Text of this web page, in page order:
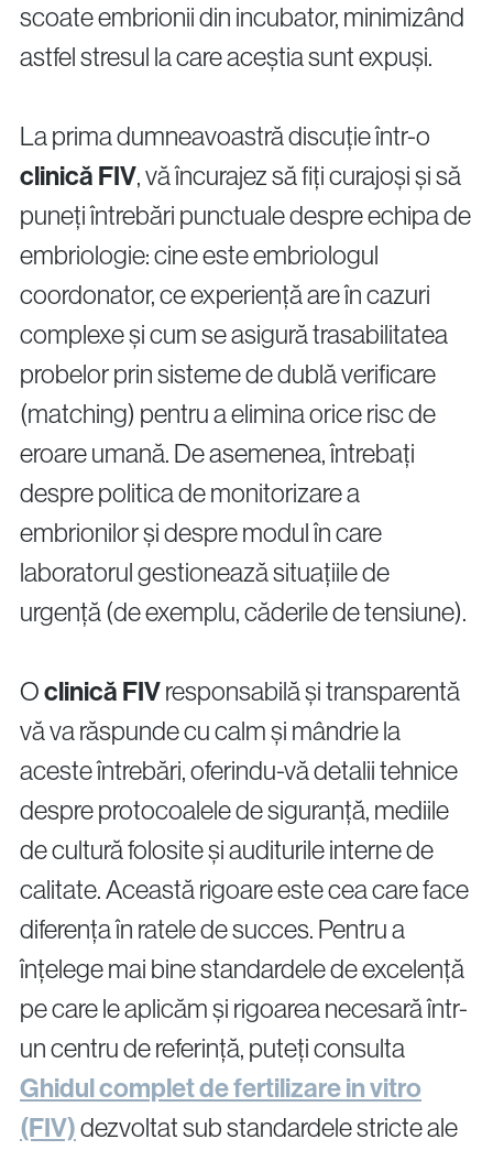
scoate embrionii din incubator, minimizând
astfel stresul la care aceștia sunt expuși.
La prima dumneavoastră discuție într-o
clinică FIV, vă încurajez să fiți curajoși și să
puneți întrebări punctuale despre echipa de
embriologie: cine este embriologul
coordonator, ce experiență are în cazuri
complexe și cum se asigură trasabilitatea
probelor prin sisteme de dublă verificare
(matching) pentru a elimina orice risc de
eroare umană. De asemenea, întrebați
despre politica de monitorizare a
embrionilor și despre modul în care
laboratorul gestionează situațiile de
urgență (de exemplu, căderile de tensiune).
Oclinică FIVresponsabilă și transparentă
vă va răspunde cu calm și mândrie la
aceste întrebări, oferindu-vă detalii tehnice
despre protocoalele de siguranță, mediile
de cultură folosite și auditurile interne de
calitate. Această rigoare este cea care face
diferența în ratele de succes. Pentru a
înțelege mai bine standardele de excelență
pe care le aplicăm și rigoarea necesară într-
un centru de referință, puteți consulta
Ghidul complet de fertilizare in vitro
(FIV)dezvoltat sub standardele stricte ale